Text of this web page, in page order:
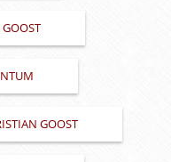
GOOST